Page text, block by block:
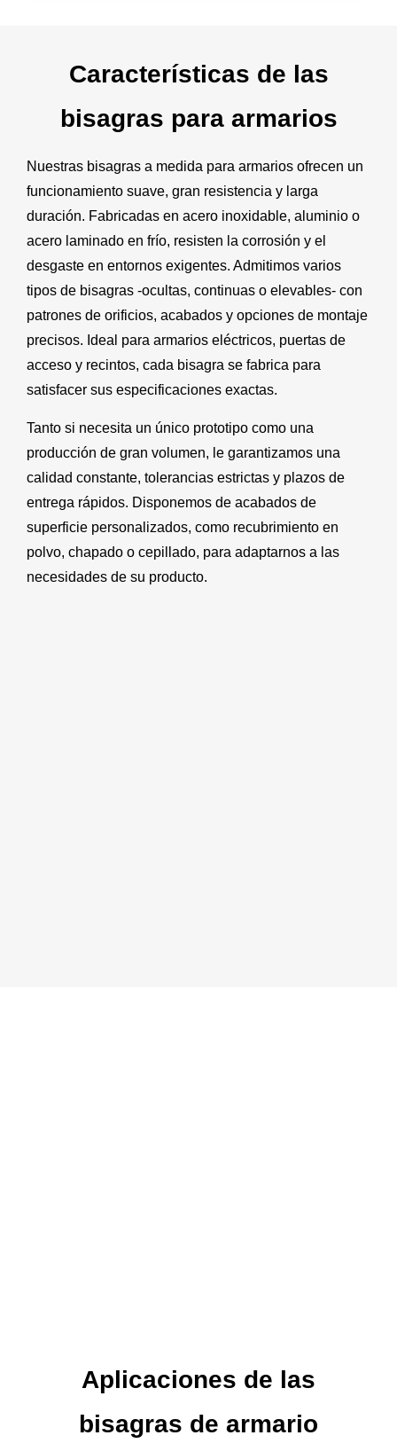
Características de las
bisagras para armarios
Nuestras bisagras a medida para armarios ofrecen un
funcionamiento suave, gran resistencia y larga
duración. Fabricadas en acero inoxidable, aluminio o
acero laminado en frío, resisten la corrosión y el
desgaste en entornos exigentes. Admitimos varios
tipos de bisagras -ocultas, continuas o elevables- con
patrones de orificios, acabados y opciones de montaje
precisos. Ideal para armarios eléctricos, puertas de
acceso y recintos, cada bisagra se fabrica para
satisfacer sus especificaciones exactas.
Tanto si necesita un único prototipo como una
producción de gran volumen, le garantizamos una
calidad constante, tolerancias estrictas y plazos de
entrega rápidos. Disponemos de acabados de
superficie personalizados, como recubrimiento en
polvo, chapado o cepillado, para adaptarnos a las
necesidades de su producto.
Aplicaciones de las
bisagras de armario